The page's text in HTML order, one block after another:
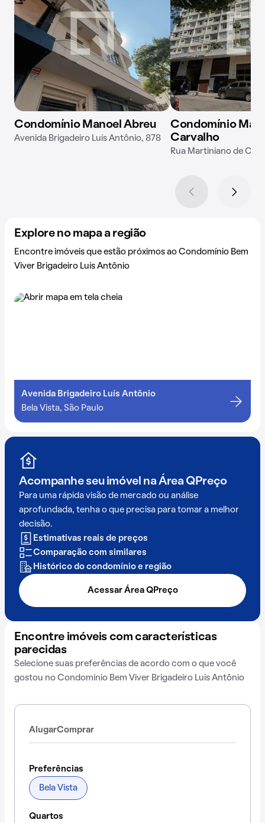
Condomínio Manoel Abreu
Avenida Brigadeiro Luís Antônio, 878
Condomínio
Carvalho
Rua Martiniano de
Explore no mapa a região
Encontre imóveis que estão próximos ao Condomínio Bem
Viver Brigadeiro Luís Antônio
Avenida Brigadeiro Luís Antônio
Bela Vista, São Paulo
Acompanhe seu imóvel na Área QPreço
Para uma rápida visão de mercado ou análise
aprofundada, tenha o que precisa para tomar a melhor
decisão.
Estimativas reais de preços
Comparação com similares
Histórico do condomínio e região
Acessar Área QPreço
Encontre imóveis com características
parecidas
Selecione suas preferências de acordo com o que você
gostou no Condomínio Bem Viver Brigadeiro Luís Antônio
AlugarComprar
Preferências
Bela Vista
Quartos